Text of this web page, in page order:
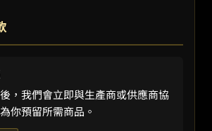
，我們會立即與生產商或供應商協
你預留所需商品。